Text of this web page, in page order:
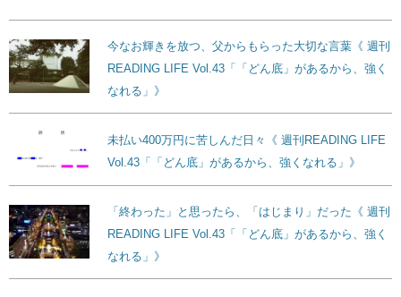
今なお輝きを放つ、父からもらった大切な言葉《 週刊
READING LIFE Vol.43「「どん底」があるから、強く
なれる」》
未払い400万円に苦しんだ日々《 週刊READING LIFE
Vol.43「「どん底」があるから、強くなれる」》
「終わった」と思ったら、「はじまり」だった《 週刊
READING LIFE Vol.43「「どん底」があるから、強く
なれる」》